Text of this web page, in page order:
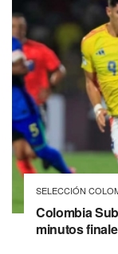
SELECCIÓN
Colombia
minutos